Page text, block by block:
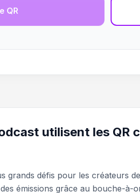
QR
utilisent les QR
grands défis pour les créateurs
émissions grâce au bouche-à-